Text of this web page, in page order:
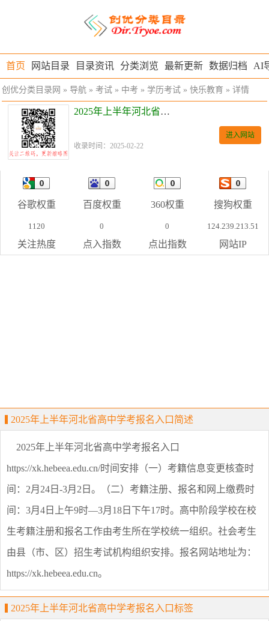
首页 网站目录 目录资讯 分类浏览 最新更新 数据归档 AI
创优分类目录网 » 导航 » 考试 » 中考 » 学历考试 » 快乐教育 » 详情
2025年上半年河北省高中学考报名入口
收录时间：2025-02-22
进入网站
谷歌权重 百度权重 360权重 搜狗权重
1120
关注热度
0
点入指数
0
点出指数
124.239.213.51
网站IP
2025年上半年河北省高中学考报名入口简述
2025年上半年河北省高中学考报名入口
https://xk.hebeea.edu.cn/时间安排（一）考籍信息变更核查时
间：2月24日-3月2日。（二）考籍注册、报名和网上缴费时
间：3月4日上午9时—3月18日下午17时。高中阶段学校在校
生考籍注册和报名工作由考生所在学校统一组织。社会考生
由县（市、区）招生考试机构组织安排。报名网站地址为：
https://xk.hebeea.edu.cn。
2025年上半年河北省高中学考报名入口标签